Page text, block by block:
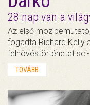
28 nap van a
Az első
fogadta Richard Kelly
felnövéstörténetet sci-
TOVÁBB